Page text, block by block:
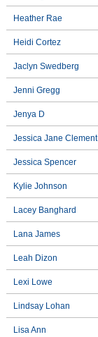
Heather Rae
Heidi Cortez
Jaclyn Swedberg
Jenni Gregg
Jenya D
Jessica Jane Clement
Jessica Spencer
Kylie Johnson
Lacey Banghard
Lana James
Leah Dizon
Lexi Lowe
Lindsay Lohan
Lisa Ann